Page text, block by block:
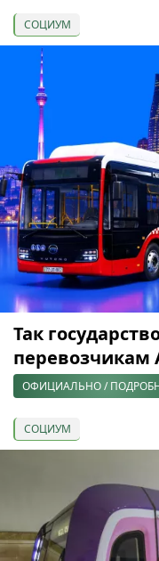
СОЦИУМ
Так
перевозчикам
ОФИЦИАЛЬНО /
СОЦИУМ